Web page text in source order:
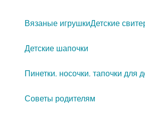
Вязаные игрушкиДетские
Детские шапочки
Пинетки, носочки, тапочки для
Советы родителям